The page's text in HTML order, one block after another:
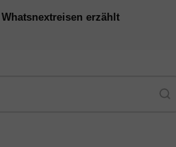
erzählt